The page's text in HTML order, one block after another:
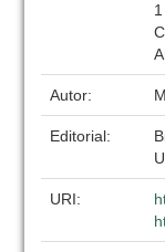
Autor:
Editorial:
URI: